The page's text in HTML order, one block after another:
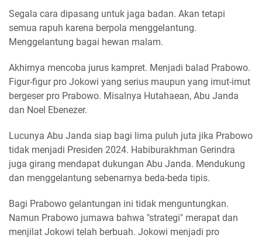
Segala cara dipasang untuk jaga badan. Akan tetapi
semua rapuh karena berpola menggelantung.
Menggelantung bagai hewan malam.
Akhirnya mencoba jurus kampret. Menjadi balad Prabowo.
Figur-figur pro Jokowi yang serius maupun yang imut-imut
bergeser pro Prabowo. Misalnya Hutahaean, Abu Janda
dan Noel Ebenezer.
Lucunya Abu Janda siap bagi lima puluh juta jika Prabowo
tidak menjadi Presiden 2024. Habiburakhman Gerindra
juga girang mendapat dukungan Abu Janda. Mendukung
dan menggelantung sebenarnya beda-beda tipis.
Bagi Prabowo gelantungan ini tidak menguntungkan.
Namun Prabowo jumawa bahwa "strategi" merapat dan
menjilat Jokowi telah berbuah. Jokowi menjadi pro